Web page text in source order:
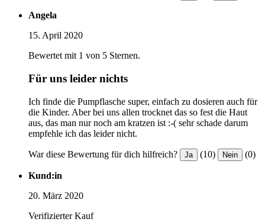
Angela
15. April 2020
Bewertet mit 1 von 5 Sternen.
Für uns leider nichts
Ich finde die Pumpflasche super, einfach zu dosieren auch für
die Kinder. Aber bei uns allen trocknet das so fest die Haut
aus, das man nur noch am kratzen ist :-( sehr schade darum
empfehle ich das leider nicht.
War diese Bewertung für dich hilfreich? Ja (10) Nein (0)
Kund:in
20. März 2020
Verifizierter Kauf